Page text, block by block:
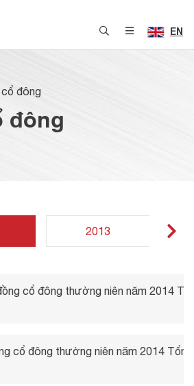
EN
cổ đông
đông
2013
cổ đông thường niên năm 2014
cổ đông thường niên năm 2014